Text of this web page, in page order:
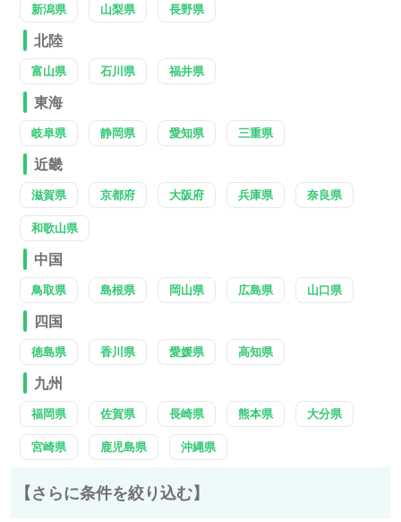
新潟県 山梨県 長野県
北陸
富山県 石川県 福井県
東海
岐阜県 静岡県 愛知県 三重県
近畿
滋賀県 京都府 大阪府 兵庫県 奈良県
和歌山県
中国
鳥取県 島根県 岡山県 広島県 山口県
四国
徳島県 香川県 愛媛県 高知県
九州
福岡県 佐賀県 長崎県 熊本県 大分県
宮崎県 鹿児島県 沖縄県
【さらに条件を絞り込む】